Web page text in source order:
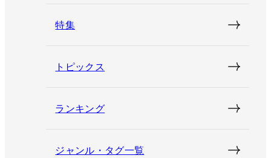
特集
トピックス
ランキング
ジャンル・タグ一覧